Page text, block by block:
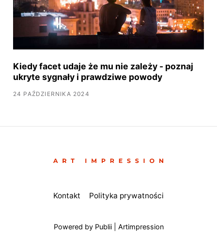
Kiedy facet udaje że mu nie zależy - poznaj
ukryte sygnały i prawdziwe powody
24 PAŹDZIERNIKA 2024
Kontakt Polityka prywatności
Powered by Publii | Artimpression